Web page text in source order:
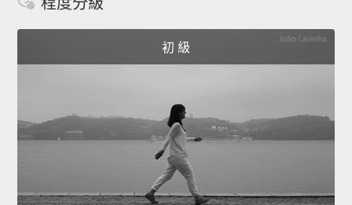
初 級